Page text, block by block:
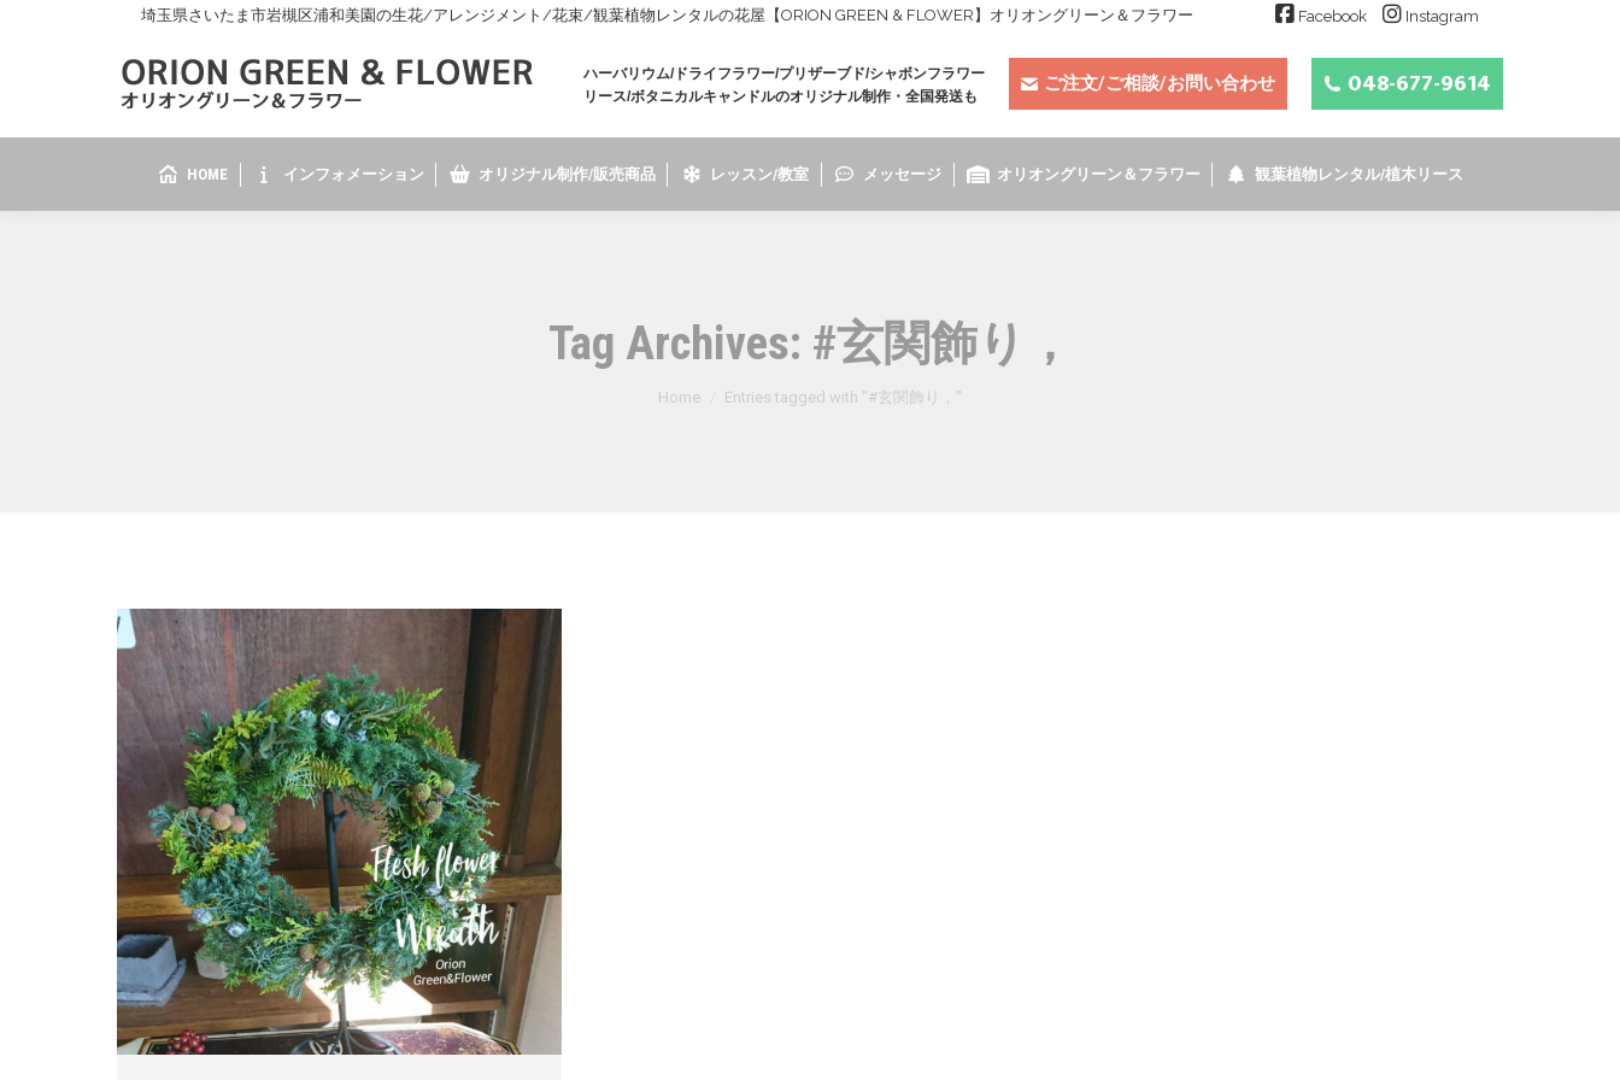
埼玉県さいたま市岩槻区浦和美園の生花/アレンジメント/花束/観葉植物レンタルの花屋【ORION GREEN & FLOWER】オリオングリーン＆フラワー Facebook Instagram
ハーバリウム/ドライフラワー/プリザーブド/シャボンフラワー
リース/ボタニカルキャンドルのオリジナル制作・全国発送も
ご注文/ご相談/お問い合わせ 048-677-9614
HOME インフォメーション オリジナル制作/販売商品 レッスン/教室 メッセージ オリオングリーン＆フラワー 観葉植物レンタル/植木リース
Tag Archives: #玄関飾り，
You are here:
Home Entries tagged with "#玄関飾り，"